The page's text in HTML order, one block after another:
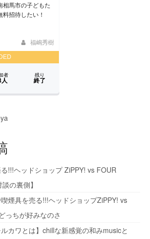
!!!ヘッドショップ ZiPPY! vs FOUR
の裏側】
煙具を売る!!!ヘッドショップZiPPY! vs
っちが好みなのさ
カワとは】chillな新感覚の和みmusicと